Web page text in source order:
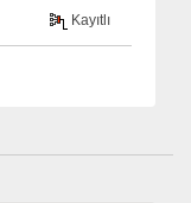
Kayıtlı